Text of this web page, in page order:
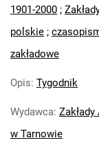
Feliksa
Feliksa
Feliksa
1901-2000 ;
polskie ;
zakładowe
Opis: Tygodnik
Wydawca:
w Tarnowie